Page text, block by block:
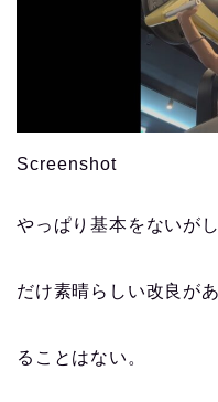
Screenshot
やっぱり基本をないが
だけ素晴らしい改良が
ることはない。